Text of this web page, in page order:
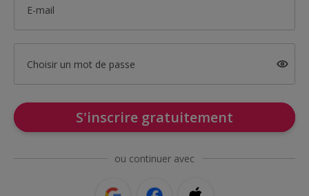
E-mail
Choisir un mot de passe
S'inscrire gratuitement
ou continuer avec